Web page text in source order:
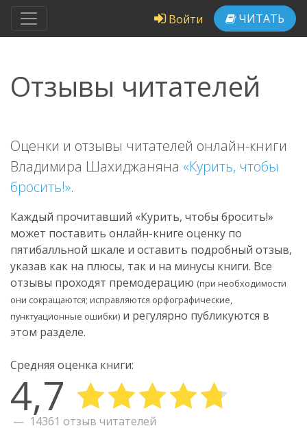
Войти ЧИТАТЬ
Отзывы читателей
Оценки и отзывы читателей онлайн-книги
Владимира Шахиджаняна «Курить, чтобы
бросить!».
Каждый прочитавший «Курить, чтобы бросить!»
может поставить онлайн-книге оценку по
пятибалльной шкале и оставить подробный отзыв,
указав как на плюсы, так и на минусы книги. Все
отзывы проходят премодерацию (при необходимости
они сокращаются; исправляются орфографические,
пунктуационные ошибки) и регулярно публикуются в
этом разделе.
Средняя оценка книги:
4,7
14361 отзыв читателей